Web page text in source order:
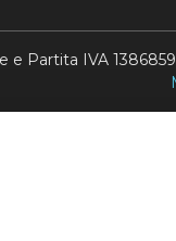
e Partita IVA